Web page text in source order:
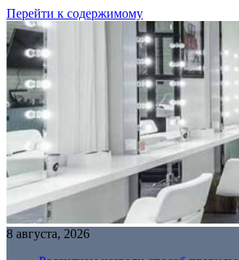
Перейти к содержимому
8 августа, 2026